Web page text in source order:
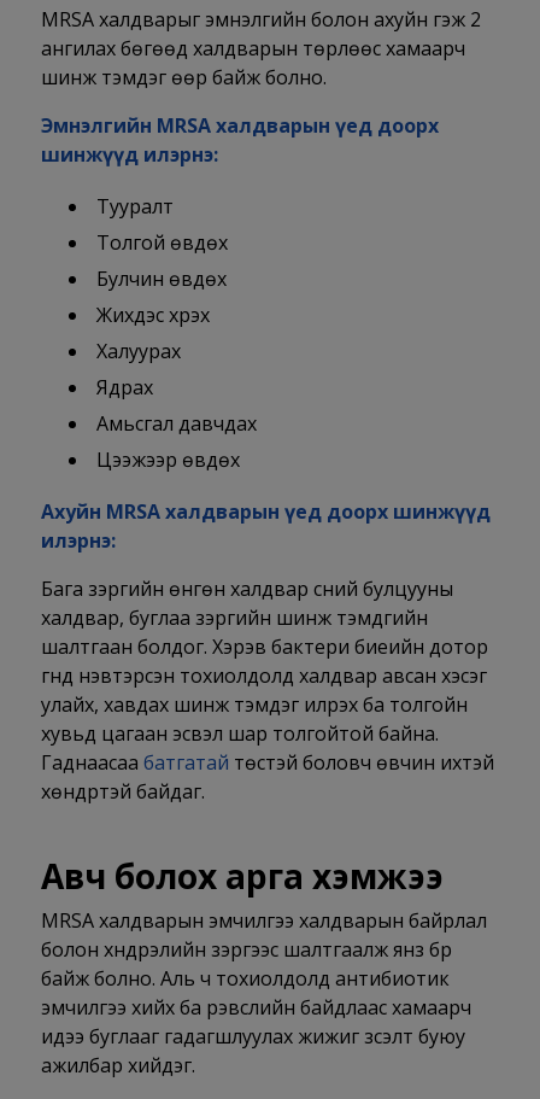
MRSA халдварыг эмнэлгийн болон ахуйн гэж 2
ангилах бөгөөд халдварын төрлөөс хамаарч
шинж тэмдэг өөр байж болно.
Эмнэлгийн MRSA халдварын үед доорх
шинжүүд илэрнэ:
Тууралт
Толгой өвдөх
Булчин өвдөх
Жихүүдэс хүрэх
Халуурах
Ядрах
Амьсгал давчдах
Цээжээр өвдөх
Ахуйн MRSA халдварын үед доорх шинжүүд
илэрнэ:
Бага зэргийн өнгөн халдвар үсний булцууны
халдвар, буглаа зэргийн шинж тэмдгийн
шалтгаан болдог. Хэрэв бактери биеийн дотор
гүнд нэвтэрсэн тохиолдолд халдвар авсан хэсэг
улайх, хавдах шинж тэмдэг илрэх ба толгойн
хувьд цагаан эсвэл шар толгойтой байна.
Гаднаасаа батгатай төстэй боловч өвчин ихтэй
хөндүүртэй байдаг.
Авч болох арга хэмжээ
MRSA халдварын эмчилгээ халдварын байрлал
болон хүндрэлийн зэргээс шалтгаалж янз бүр
байж болно. Аль ч тохиолдолд антибиотик
эмчилгээ хийх ба үрэвслийн байдлаас хамаарч
идээ буглааг гадагшлуулах жижиг зүсэлт буюу
ажилбар хийдэг.